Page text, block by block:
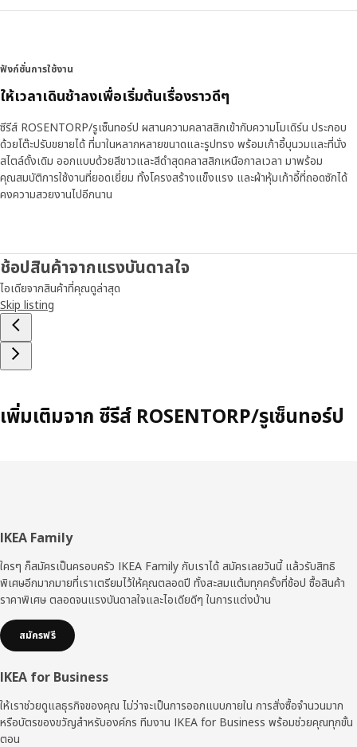
ฟังก์ชั่นการใช้งาน
ให้เวลาเดินช้าลงเพื่อเริ่มต้นเรื่องราวดีๆ
ซีรีส์ ROSENTORP/รูเซ็นทอร์ป ผสานความคลาสสิกเข้ากับความโมเดิร์น ประกอบ
ด้วยโต๊ะปรับขยายได้ ที่มาในหลากหลายขนาดและรูปทรง พร้อมเก้าอี้บุนวมและที่นั่ง
สไตล์ดั้งเดิม ออกแบบด้วยสีขาวและสีดำสุดคลาสสิกเหนือกาลเวลา มาพร้อม
คุณสมบัติการใช้งานที่ยอดเยี่ยม ทั้งโครงสร้างแข็งแรง และผ้าหุ้มเก้าอี้ที่ถอดซักได้
คงความสวยงานไปอีกนาน
ช้อปสินค้าจากแรงบันดาลใจ
ไอเดียจากสินค้าที่คุณดูล่าสุด
Skip listing
เพิ่มเติมจาก ซีรีส์ ROSENTORP/รูเซ็นทอร์ป
ส่วน
ท้าย
IKEA Family
ใครๆ ก็สมัครเป็นครอบครัว IKEA Family กับเราได้ สมัครเลยวันนี้ แล้วรับสิทธิ
พิเศษอีกมากมายที่เราเตรียมไว้ให้คุณตลอดปี ทั้งสะสมแต้มทุกครั้งที่ช้อป ซื้อสินค้า
ราคาพิเศษ ตลอดจนแรงบันดาลใจและไอเดียดีๆ ในการแต่งบ้าน
สมัครฟรี
IKEA for Business
ให้เราช่วยดูแลธุรกิจของคุณ ไม่ว่าจะเป็นการออกแบบภายใน การสั่งซื้อจำนวนมาก
หรือบัตรของขวัญสำหรับองค์กร ทีมงาน IKEA for Business พร้อมช่วยคุณทุกขั้น
ตอน